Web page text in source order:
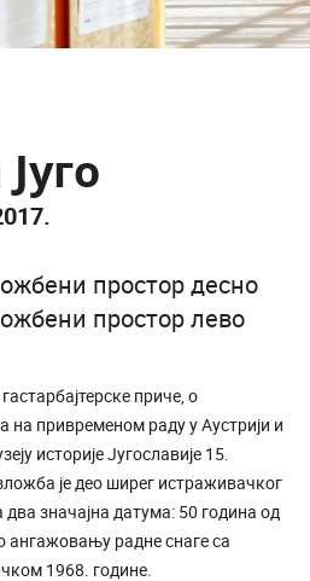
простор десно
простор лево
приче, о
на привременом раду у Аустрији и
историје Југославије 15.
је део ширег истраживачког
два значајна датума: 50 година од
радне снаге са
1968. године.